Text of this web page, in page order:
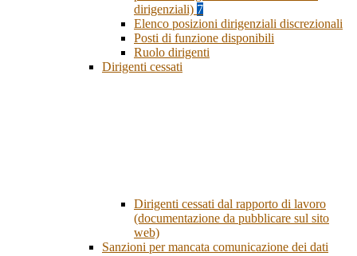
dirigenziali) 7
Elenco posizioni dirigenziali discrezionali
Posti di funzione disponibili
Ruolo dirigenti
Dirigenti cessati
Dirigenti cessati dal rapporto di lavoro
(documentazione da pubblicare sul sito
web)
Sanzioni per mancata comunicazione dei dati